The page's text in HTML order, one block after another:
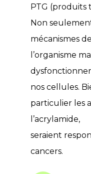
PTG (produits
Non
mécanismes
l’organisme
nos cellules.
particulier les
l’acrylamide,
seraient
cancers.